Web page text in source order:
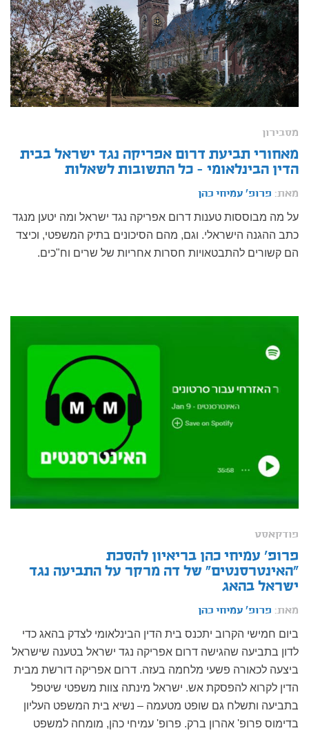
מסבירון
מאחורי תביעת דרום אפריקה נגד ישראל בבית
הדין הבינלאומי - כל התשובות לשאלות
מאת: פרופ' עמיחי כהן
על מה מבוססות טענות דרום אפריקה נגד ישראל ומה יטען מנגד
כתב ההגנה הישראלי. וגם, מהם הסיכונים בתיק המשפטי, וכיצד
הם קשורים להתבטאויות חסרות אחריות של שרים וח"כים.
פודקאסט
פרופ' עמיחי כהן בריאיון להסכת
"האינטרסנטים" של דה מרקר על התביעה נגד
ישראל בהאג
מאת: פרופ' עמיחי כהן
ביום חמישי הקרוב יתכנס בית הדין הבינלאומי לצדק בהאג כדי
לדון בתביעה שהגישה דרום אפריקה נגד ישראל בטענה שישראל
ביצעה לכאורה פשעי מלחמה בעזה. דרום אפריקה דורשת מבית
הדין לקרוא להפסקת אש. ישראל מינתה צוות משפטי שיטפל
בתביעה ותשלח גם שופט מטעמה – נשיא בית המשפט העליון
בדימוס פרופ' אהרון ברק. פרופ' עמיחי כהן, מומחה למשפט